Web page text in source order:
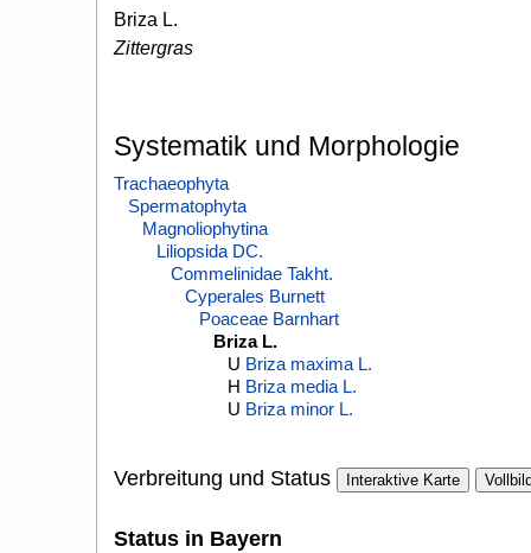
Briza L.
Zittergras
Systematik und Morphologie
Trachaeophyta
Spermatophyta
Magnoliophytina
Liliopsida DC.
Commelinidae Takht.
Cyperales Burnett
Poaceae Barnhart
Briza L.
U Briza maxima L.
H Briza media L.
U Briza minor L.
Verbreitung und Status Interaktive Karte
Status in Bayern